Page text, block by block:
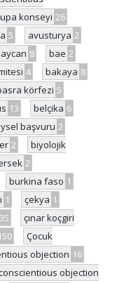
konseyi 26
5 avusturya 2
8 bae 2
4 bakaya 8
körfezi 5
13 belçika 6
başvuru 2
2
biyolojik
2
burkina faso 1
1 çekya 1
35
çınar koçgiri
Çocuk
objection 16
objection